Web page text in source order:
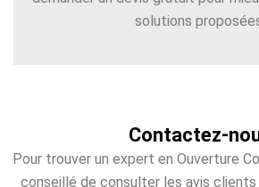
solutions
Contactez-
Pour trouver un expert en Ouverture
conseillé de consulter les avis